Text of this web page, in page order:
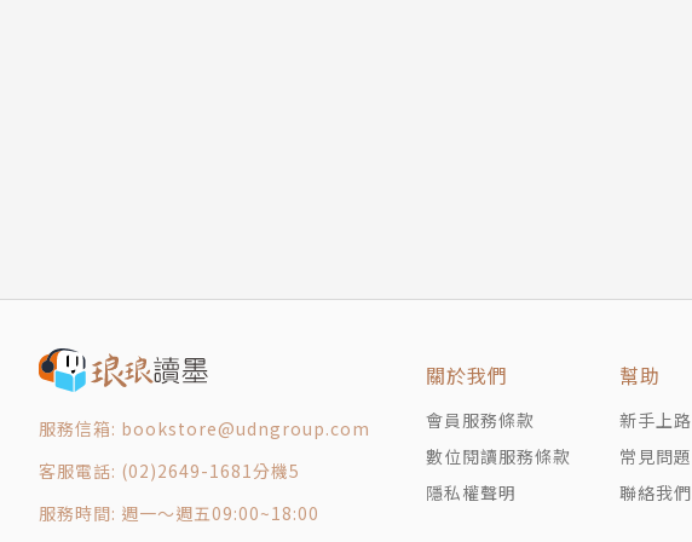
●〈哥吉拉的十二步驟戒癮療程〉
●〈山路驚魂〉（2005年翻拍成《恐怖大師》影集同名集數）
女人在收不到訊號的山路上，要智取可怕的殺人犯。
●〈夾在羅曼史裡的裸照之衍生事件〉（1992年史鐸克獎）
男子帶女兒去看馬戲表演後，發生一連串奇怪但有趣的事件。
服務信箱: bookstore@udngroup.com
客服電話: (02)2649-1681分機5
服務時間: 週一～週五09:00~18:00
關於我們
會員服務條款
數位閱讀服務條款
隱私權聲明
幫助
新手上路
常見問題
聯絡我們